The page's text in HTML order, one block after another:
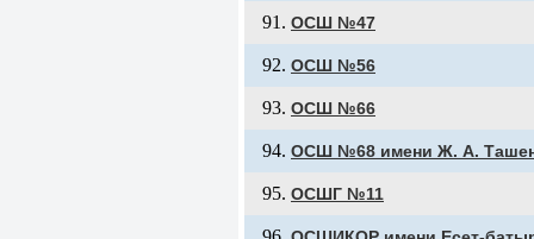
ОСШ №47
ОСШ №56
ОСШ №66
ОСШ №68 имени Ж. А.
ОСШГ №11